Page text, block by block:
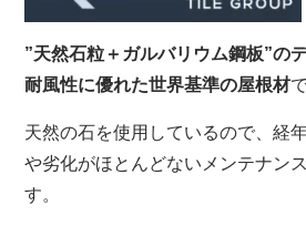
”天然石粒＋ガルバリウム鋼板”の
耐風性に優れた世界基準の屋根材
天然の石を使用しているので、経
や劣化がほとんどないメンテナン
す。